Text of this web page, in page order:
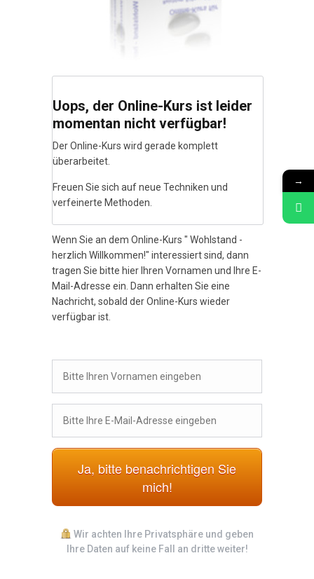
Uops, der Online-Kurs ist leider
momentan nicht verfügbar!
Der Online-Kurs wird gerade komplett
überarbeitet.
Freuen Sie sich auf neue Techniken und
verfeinerte Methoden.
Wenn Sie an dem Online-Kurs " Wohlstand -
herzlich Willkommen!" interessiert sind, dann
tragen Sie bitte hier Ihren Vornamen und Ihre E-
Mail-Adresse ein. Dann erhalten Sie eine
Nachricht, sobald der Online-Kurs wieder
verfügbar ist.
Ja, bitte benachrichtigen Sie
mich!
Wir achten Ihre Privatsphäre und geben
Ihre Daten auf keine Fall an dritte weiter!
→